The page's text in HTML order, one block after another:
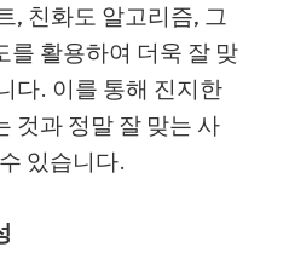
, 친화도 알고리즘, 그
를 활용하여 더욱 잘 맞
다. 이를 통해 진지한
것과 정말 잘 맞는 사
있습니다.